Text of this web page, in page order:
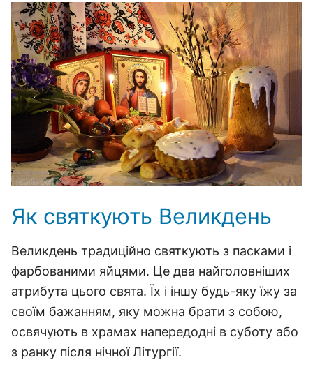
Як святкують Великдень
Великдень традиційно святкують з пасками і
фарбованими яйцями. Це два найголовніших
атрибута цього свята. Їх і іншу будь-яку їжу за
своїм бажанням, яку можна брати з собою,
освячують в храмах напередодні в суботу або
з ранку після нічної Літургії.